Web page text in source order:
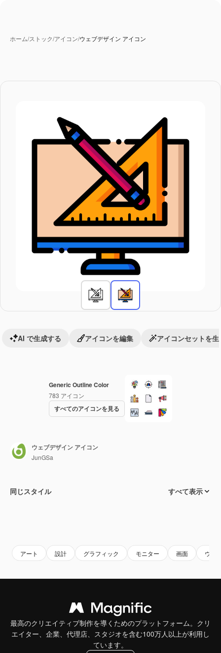
ホーム/ストック/アイコン/ウェブデザイン アイコン
Generic Outline Color
783 アイコン
すべてのアイコンを見る
AI で生成する アイコンを編集 アイコンセットを生
ウェブデザイン アイコン
JunGSa
同じスタイル すべて表示
アート 設計 グラフィック モニター 画面 ウェ
最高のクリエイティブ制作を導くためのプラットフォーム。クリ
エイター、企業、代理店、スタジオを含む100万人以上が利用し
ています。